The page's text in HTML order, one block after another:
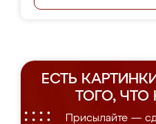
ЕСТЬ
ТОГО, ЧТО
Присылайте —